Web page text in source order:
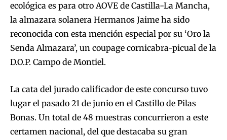
ecológica es para otro AOVE de Castilla-La Mancha,
la almazara solanera Hermanos Jaime ha sido
reconocida con esta mención especial por su ‘Oro la
Senda Almazara’, un coupage cornicabra-picual de la
D.O.P. Campo de Montiel.
La cata del jurado calificador de este concurso tuvo
lugar el pasado 21 de junio en el Castillo de Pilas
Bonas. Un total de 48 muestras concurrieron a este
certamen nacional, del que destacaba su gran